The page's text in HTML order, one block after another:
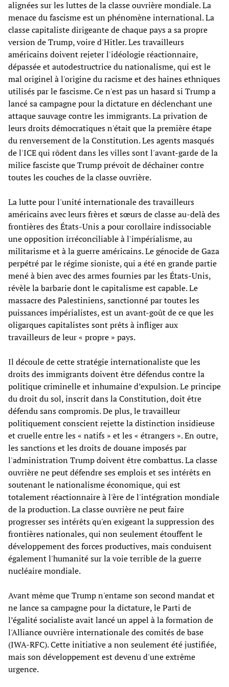
alignées sur les luttes de la classe ouvrière mondiale. La
menace du fascisme est un phénomène international. La
classe capitaliste dirigeante de chaque pays a sa propre
version de Trump, voire d'Hitler. Les travailleurs
américains doivent rejeter l'idéologie réactionnaire,
dépassée et autodestructrice du nationalisme, qui est le
mal originel à l'origine du racisme et des haines ethniques
utilisés par le fascisme. Ce n'est pas un hasard si Trump a
lancé sa campagne pour la dictature en déclenchant une
attaque sauvage contre les immigrants. La privation de
leurs droits démocratiques n'était que la première étape
du renversement de la Constitution. Les agents masqués
de l'ICE qui rôdent dans les villes sont l'avant-garde de la
milice fasciste que Trump prévoit de déchaîner contre
toutes les couches de la classe ouvrière.
La lutte pour l'unité internationale des travailleurs
américains avec leurs frères et sœurs de classe au-delà des
frontières des États-Unis a pour corollaire indissociable
une opposition irréconciliable à l'impérialisme, au
militarisme et à la guerre américains. Le génocide de Gaza
perpétré par le régime sioniste, qui a été en grande partie
mené à bien avec des armes fournies par les États-Unis,
révèle la barbarie dont le capitalisme est capable. Le
massacre des Palestiniens, sanctionné par toutes les
puissances impérialistes, est un avant-goût de ce que les
oligarques capitalistes sont prêts à infliger aux
travailleurs de leur « propre » pays.
Il découle de cette stratégie internationaliste que les
droits des immigrants doivent être défendus contre la
politique criminelle et inhumaine d’expulsion. Le principe
du droit du sol, inscrit dans la Constitution, doit être
défendu sans compromis. De plus, le travailleur
politiquement conscient rejette la distinction insidieuse
et cruelle entre les « natifs » et les « étrangers ». En outre,
les sanctions et les droits de douane imposés par
l'administration Trump doivent être combattus. La classe
ouvrière ne peut défendre ses emplois et ses intérêts en
soutenant le nationalisme économique, qui est
totalement réactionnaire à l'ère de l'intégration mondiale
de la production. La classe ouvrière ne peut faire
progresser ses intérêts qu'en exigeant la suppression des
frontières nationales, qui non seulement étouffent le
développement des forces productives, mais conduisent
également l'humanité sur la voie terrible de la guerre
nucléaire mondiale.
Avant même que Trump n'entame son second mandat et
ne lance sa campagne pour la dictature, le Parti de
l’égalité socialiste avait lancé un appel à la formation de
l'Alliance ouvrière internationale des comités de base
(IWA-RFC). Cette initiative a non seulement été justifiée,
mais son développement est devenu d'une extrême
urgence.